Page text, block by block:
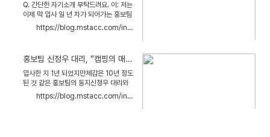
Q. 간단한 자기소개 부탁드려요. 이: 저는
이제 막 입사 일 년 차가 되어가는 홍보팀
의 디자이너 이화정입니다. Q. 어떻게 마
일스톤에 합류하게 되었는지 궁금하네요.
고 2년간 직장을 다니다가 21년 1월에 코
로나로 인해 귀국했어요.
https://blog.mstacc.com/inside/interview/2735
홍보팀 신정우 대리, “캠핑의 매력은 숯불 고기와 볶음밥이에요” - 마일스톤 블로그 : Milelog
입사한 지 1년 되었지만체감은 10년 정도
된 것 같은 홍보팀의 동지신정우 대리와
인터뷰를 진행했다. Q. 안녕하세요, 대리
님! 자기소개 부탁드려요! (신정우 이하
https://blog.mstacc.com/inside/interview/6205